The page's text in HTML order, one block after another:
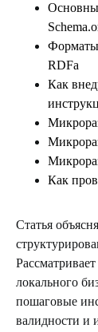
Форматы
RDFa
Как
Как
Статья
локального
пошаговые
валидности и